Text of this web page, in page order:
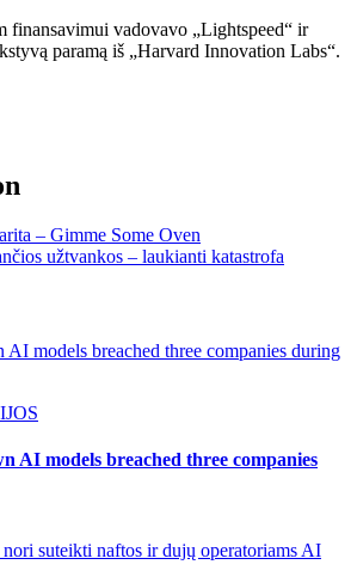
finansavimui vadovavo „Lightspeed“ ir
paramą iš „Harvard Innovation Labs“.
– Gimme Some Oven
užtvankos – laukianti katastrofa
models breached three companies during
AI models breached three companies
suteikti naftos ir dujų operatoriams AI